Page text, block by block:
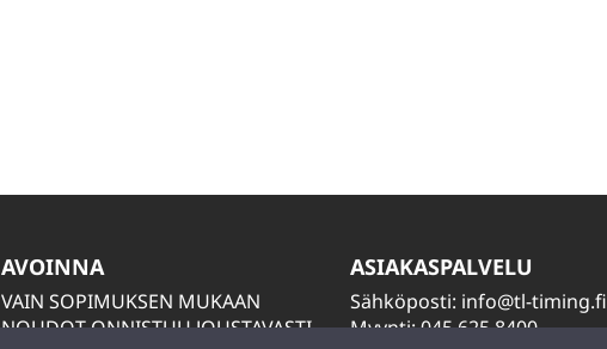
AVOINNA
VAIN SOPIMUKSEN MUKAAN
NOUDOT ONNISTUU JOUSTAVASTI
ASIAKASPALVELU
Sähköposti: info@tl-timing.fi
Myynti: 045 625 8400